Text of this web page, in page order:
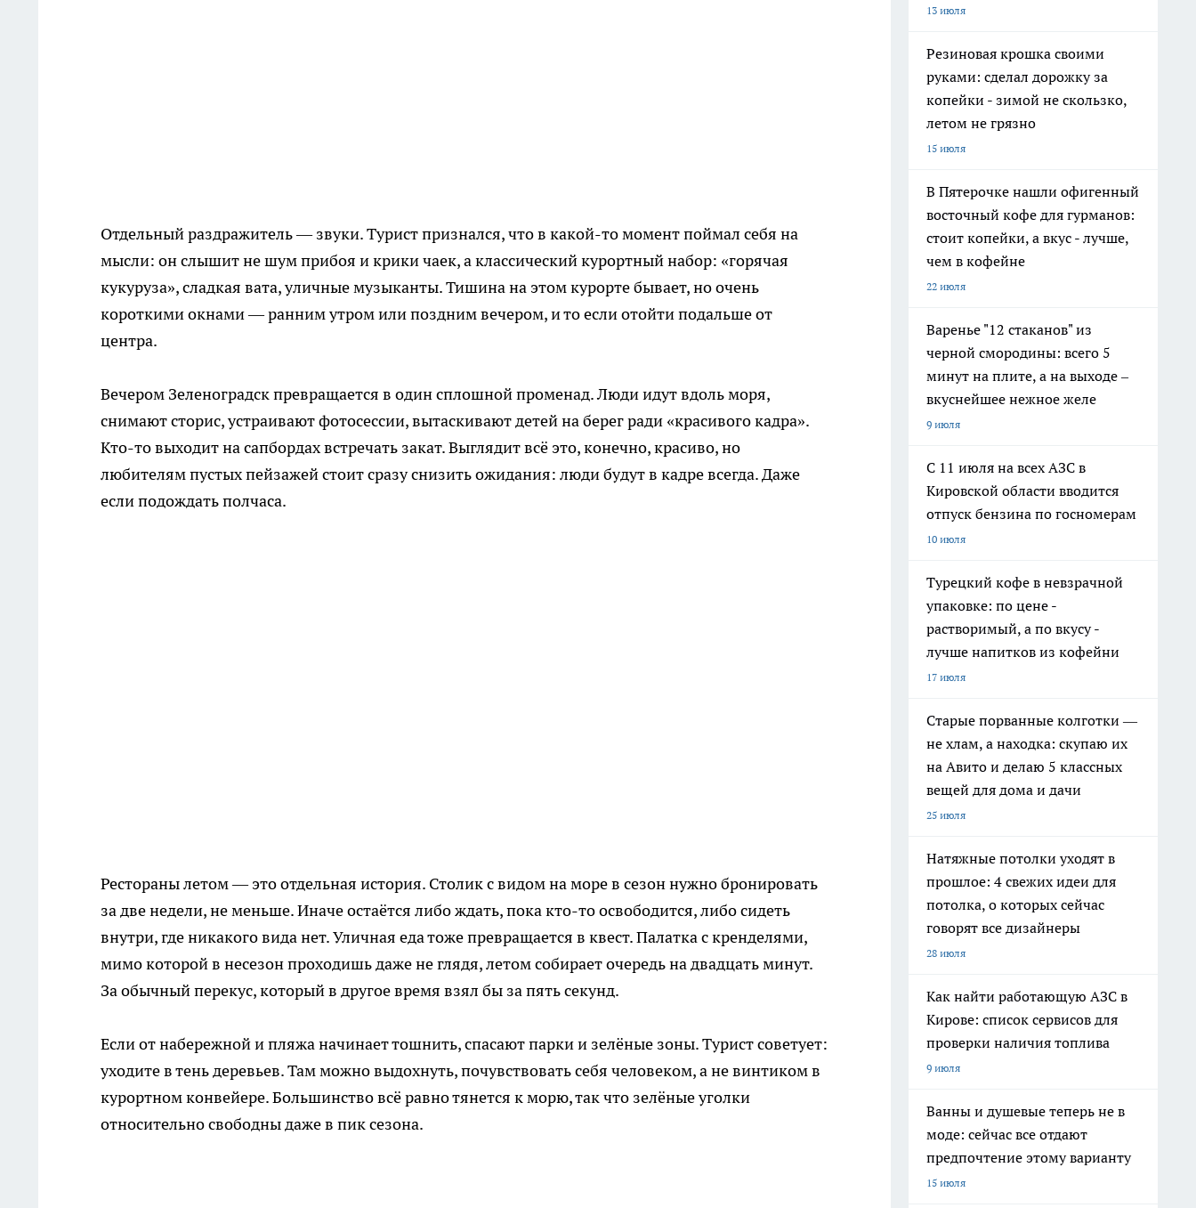
Отдельный раздражитель — звуки. Турист признался, что в какой-то момент поймал себя на
мысли: он слышит не шум прибоя и крики чаек, а классический курортный набор: «горячая
кукуруза», сладкая вата, уличные музыканты. Тишина на этом курорте бывает, но очень
короткими окнами — ранним утром или поздним вечером, и то если отойти подальше от
центра.
Вечером Зеленоградск превращается в один сплошной променад. Люди идут вдоль моря,
снимают сторис, устраивают фотосессии, вытаскивают детей на берег ради «красивого кадра».
Кто-то выходит на сапбордах встречать закат. Выглядит всё это, конечно, красиво, но
любителям пустых пейзажей стоит сразу снизить ожидания: люди будут в кадре всегда. Даже
если подождать полчаса.
Рестораны летом — это отдельная история. Столик с видом на море в сезон нужно бронировать
за две недели, не меньше. Иначе остаётся либо ждать, пока кто-то освободится, либо сидеть
внутри, где никакого вида нет. Уличная еда тоже превращается в квест. Палатка с кренделями,
мимо которой в несезон проходишь даже не глядя, летом собирает очередь на двадцать минут.
За обычный перекус, который в другое время взял бы за пять секунд.
Если от набережной и пляжа начинает тошнить, спасают парки и зелёные зоны. Турист советует:
уходите в тень деревьев. Там можно выдохнуть, почувствовать себя человеком, а не винтиком в
курортном конвейере. Большинство всё равно тянется к морю, так что зелёные уголки
относительно свободны даже в пик сезона.
13 июля
Резиновая крошка своими
руками: сделал дорожку за
копейки - зимой не скользко,
летом не грязно
15 июля
В Пятерочке нашли офигенный
восточный кофе для гурманов:
стоит копейки, а вкус - лучше,
чем в кофейне
22 июля
Варенье "12 стаканов" из
черной смородины: всего 5
минут на плите, а на выходе –
вкуснейшее нежное желе
9 июля
С 11 июля на всех АЗС в
Кировской области вводится
отпуск бензина по госномерам
10 июля
Турецкий кофе в невзрачной
упаковке: по цене -
растворимый, а по вкусу -
лучше напитков из кофейни
17 июля
Старые порванные колготки —
не хлам, а находка: скупаю их
на Авито и делаю 5 классных
вещей для дома и дачи
25 июля
Натяжные потолки уходят в
прошлое: 4 свежих идеи для
потолка, о которых сейчас
говорят все дизайнеры
28 июля
Как найти работающую АЗС в
Кирове: список сервисов для
проверки наличия топлива
9 июля
Ванны и душевые теперь не в
моде: сейчас все отдают
предпочтение этому варианту
15 июля